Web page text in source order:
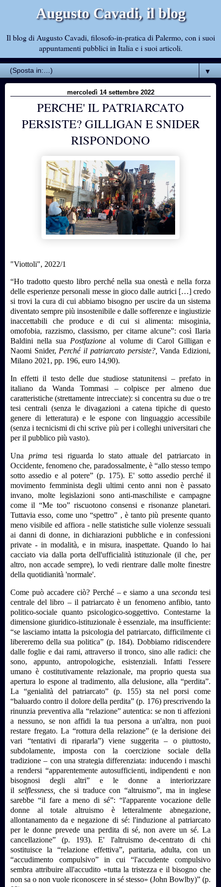
Augusto Cavadi, il blog
Il blog di Augusto Cavadi, filosofo-in-pratica di Palermo, con i suoi
appuntamenti pubblici in Italia e i suoi articoli.
▼
mercoledì 14 settembre 2022
PERCHE' IL PATRIARCATO
PERSISTE? GILLIGAN E SNIDER
RISPONDONO
"Viottoli", 2022/1
“Ho tradotto questo libro perché nella sua onestà e nella forza
delle esperienze personali messe in gioco dalle autrici […] credo
si trovi la cura di cui abbiamo bisogno per uscire da un sistema
diventato sempre più insostenibile e dalle sofferenze e ingiustizie
inaccettabili che produce e di cui si alimenta: misoginia,
omofobia, razzismo, classismo, per citarne alcune”: così Ilaria
Baldini nella suaPostfazione al volume di Carol Gilligan e
Naomi Snider,Perché il patriarcato persiste?, Vanda Edizioni,
Milano 2021, pp. 196, euro 14,90).
In effetti il testo delle due studiose statunitensi – prefato in
italiano da Wanda Tommasi – colpisce per almeno due
caratteristiche (strettamente intrecciate): si concentra su due o tre
tesi centrali (senza le divagazioni a catena tipiche di questo
genere di letteratura) e le espone con linguaggio accessibile
(senza i tecnicismi di chi scrive più per i colleghi universitari che
per il pubblico più vasto).
Una primatesi riguarda lo stato attuale del patriarcato in
Occidente, fenomeno che, paradossalmente, è “allo stesso tempo
sotto assedio e al potere” (p. 175). E' sotto assedio perché il
movimento femminista degli ultimi cento anni non è passato
invano, molte legislazioni sono anti-maschiliste e campagne
come il “Me too” riscuotono consensi e risonanze planetari.
Tuttavia esso, come uno “spettro” , è tanto più presente quanto
meno visibile ed affiora - nelle statistiche sulle violenze sessuali
ai danni di donne, in dichiarazioni pubbliche e in confessioni
private - in modalità, e in misura, inaspettate. Quando lo hai
cacciato via dalla porta dell'ufficialità istituzionale (il che, per
altro, non accade sempre), lo vedi rientrare dalle molte finestre
della quotidianità 'normale'.
Come può accadere ciò? Perché – e siamo a unaseconda tesi
centrale del libro – il patriarcato è un fenomeno anfibio, tanto
politico-sociale quanto psicologico-soggettivo. Contestarne la
dimensione giuridico-istituzionale è essenziale, ma insufficiente:
“se lasciamo intatta la psicologia del patriarcato, difficilmente ci
libereremo della sua politica” (p. 184). Dobbiamo ridiscendere
dalle foglie e dai rami, attraverso il tronco, sino alle radici: che
sono, appunto, antropologiche, esistenziali. Infatti l'essere
umano è costitutivamente relazionale, ma proprio questa sua
apertura lo espone al tradimento, alla delusione, alla “perdita”.
La “genialità del patriarcato” (p. 155) sta nel porsi come
“baluardo contro il dolore della perdita” (p. 176) prescrivendo la
rinunzia preventiva alla “relazione” autentica: se non ti affezioni
a nessuno, se non affidi la tua persona a un'altra, non puoi
restare fregato. La “rottura della relazione” (e la derisione dei
vari “tentativi di ripararla”) viene suggerita – o piuttosto,
subdolamente, imposta con la coercizione sociale della
tradizione – con una strategia differenziata: inducendo i maschi
a rendersi “apparentemente autosufficienti, indipendenti e non
bisognosi degli altri” e le donne a interiorizzare
il selflessness, che si traduce con “altruismo”, ma in inglese
sarebbe “il fare a meno di sé”: “l'apparente vocazione delle
donne al totale altruismo è letteralmente abnegazione,
allontanamento da e negazione di sé: l'induzione al patriarcato
per le donne prevede una perdita di sé, non avere un sé. La
cancellazione” (p. 193). E' l'altruismo de-centrato di chi
sostituisce la “relazione effettiva”, paritaria, adulta, con un
“accudimento compulsivo” in cui “l'accudente compulsivo
sembra attribuire all'accudito «tutta la tristezza e il bisogno che
non sa o non vuole riconoscere in sé stesso» (John Bowlby)” (p.